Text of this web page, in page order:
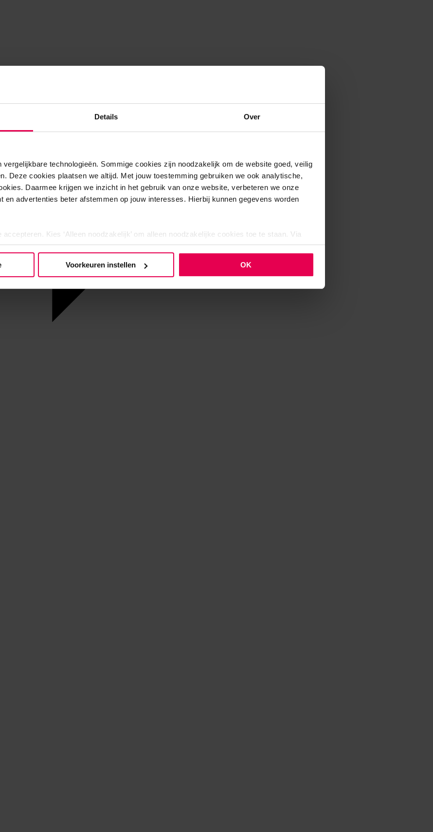
Details Over
vergelijkbare technologieën. Sommige cookies zijn noodzakelijk om de website goed, veilig
Deze cookies plaatsen we altijd. Met jouw toestemming gebruiken we ook analytische,
Daarmee krijgen we inzicht in het gebruik van onze website, verbeteren we onze
en advertenties beter afstemmen op jouw interesses. Hierbij kunnen gegevens worden
accepteren. Kies ‘Alleen noodzakelijk’ om alleen noodzakelijke cookies toe te staan. Via
categorie kiezen welke cookies je accepteert. Je kunt je keuze op ieder moment wijzigen
Voorkeuren instellen OK